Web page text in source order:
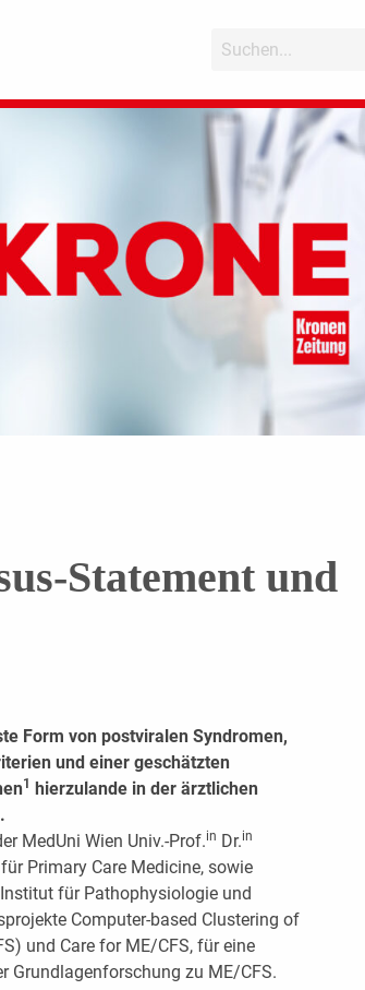
Statement und
Form von postviralen Syndromen,
und einer geschätzten
1 hierzulande in der ärztlichen
MedUni Wien Univ.-Prof.in Dr.in
Primary Care Medicine, sowie
für Pathophysiologie und
Computer-based Clustering of
und Care for ME/CFS, für eine
Grundlagenforschung zu ME/CFS.